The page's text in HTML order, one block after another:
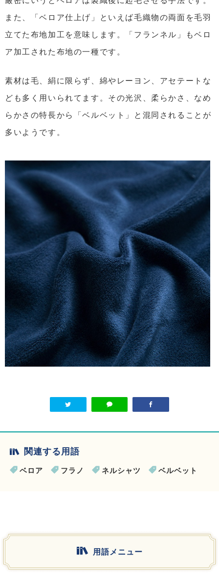
また、「ベロア仕上げ」といえば毛織物の両面を毛羽
立てた布地加工を意味します。「フランネル」もベロ
ア加工された布地の一種です。
素材は毛、絹に限らず、綿やレーヨン、アセテートな
ども多く用いられてます。その光沢、柔らかさ、なめ
らかさの特長から「ベルベット」と混同されることが
多いようです。
関連する用語
ベロア フラノ ネルシャツ ベルベット
用語メニュー